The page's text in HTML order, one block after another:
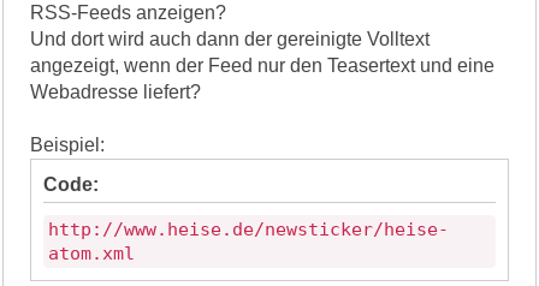
RSS-Feeds anzeigen?
Und dort wird auch dann der gereinigte Volltext
angezeigt, wenn der Feed nur den Teasertext und eine
Webadresse liefert?
Beispiel:
Code:
http://www.heise.de/newsticker/heise-
atom.xml